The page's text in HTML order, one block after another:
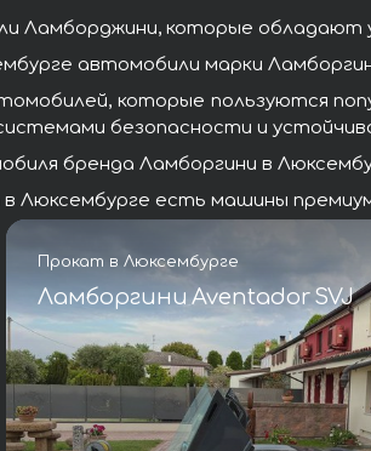
Ламборджини, которые обладают
автомобили марки
которые пользуются
безопасности и
бренда Ламборгини в
Люксембурге есть машины
Прокат в Люксембурге
Ламборгини Aventador SVJ